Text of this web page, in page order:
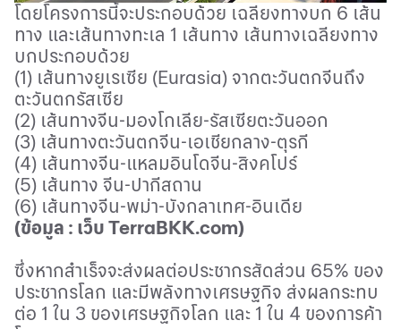
โดยโครงการนี้จะประกอบด้วย เฉลียงทางบก 6 เส้น
ทาง และเส้นทางทะเล 1 เส้นทาง เส้นทางเฉลียงทาง
บกประกอบด้วย
(1) เส้นทางยูเรเซีย (Eurasia) จากตะวันตกจีนถึง
ตะวันตกรัสเซีย
(2) เส้นทางจีน-มองโกเลีย-รัสเซียตะวันออก
(3) เส้นทางตะวันตกจีน-เอเชียกลาง-ตุรกี
(4) เส้นทางจีน-แหลมอินโดจีน-สิงคโปร์
(5) เส้นทาง จีน-ปากีสถาน
(6) เส้นทางจีน-พม่า-บังกลาเทศ-อินเดีย
(ข้อมูล : เว็บ TerraBKK.com)
ซึ่งหากสำเร็จจะส่งผลต่อประชากรสัดส่วน 65% ของ
ประชากรโลก และมีพลังทางเศรษฐกิจ ส่งผลกระทบ
ต่อ 1 ใน 3 ของเศรษฐกิจโลก และ 1 ใน 4 ของการค้า